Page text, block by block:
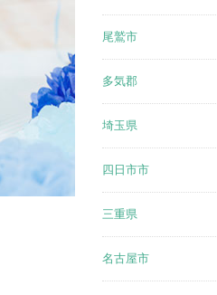
尾鷲市
多気郡
埼玉県
四日市市
三重県
名古屋市